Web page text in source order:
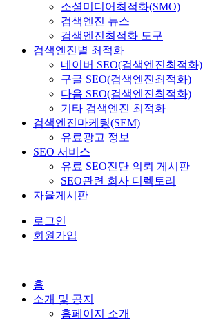
소셜미디어최적화(SMO)
검색엔진 뉴스
검색엔진최적화 도구
검색엔진별 최적화
네이버 SEO(검색엔진최적화)
구글 SEO(검색엔진최적화)
다음 SEO(검색엔진최적화)
기타 검색엔진 최적화
검색엔진마케팅(SEM)
유료광고 정보
SEO 서비스
유료 SEO진단 의뢰 게시판
SEO관련 회사 디렉토리
자율게시판
로그인
회원가입
홈
소개 및 공지
홈페이지 소개